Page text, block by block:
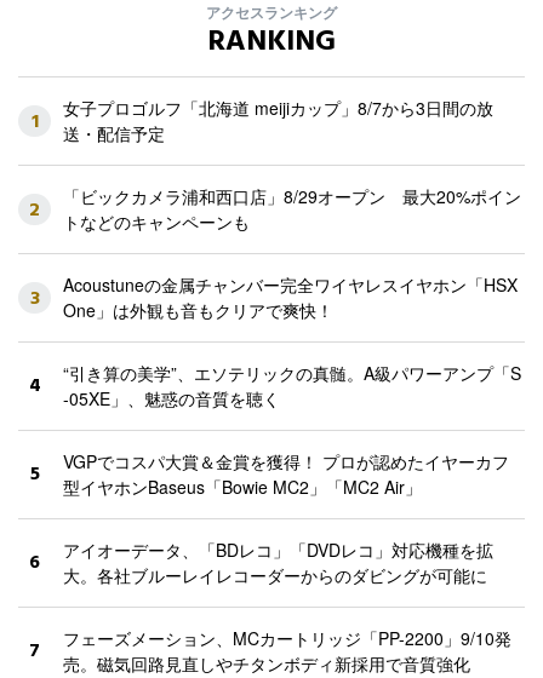
アクセスランキング
RANKING
1
女子プロゴルフ「北海道 meijiカップ」8/7から3日間の放
送・配信予定
2
「ビックカメラ浦和西口店」8/29オープン 最大20%ポイン
トなどのキャンペーンも
3
Acoustuneの金属チャンバー完全ワイヤレスイヤホン「HSX
One」は外観も音もクリアで爽快！
4
“引き算の美学”、エソテリックの真髄。A級パワーアンプ「S
-05XE」、魅惑の音質を聴く
5
VGPでコスパ大賞＆金賞を獲得！ プロが認めたイヤーカフ
型イヤホンBaseus「Bowie MC2」「MC2 Air」
6
アイオーデータ、「BDレコ」「DVDレコ」対応機種を拡
大。各社ブルーレイレコーダーからのダビングが可能に
7
フェーズメーション、MCカートリッジ「PP-2200」9/10発
売。磁気回路見直しやチタンボディ新採用で音質強化